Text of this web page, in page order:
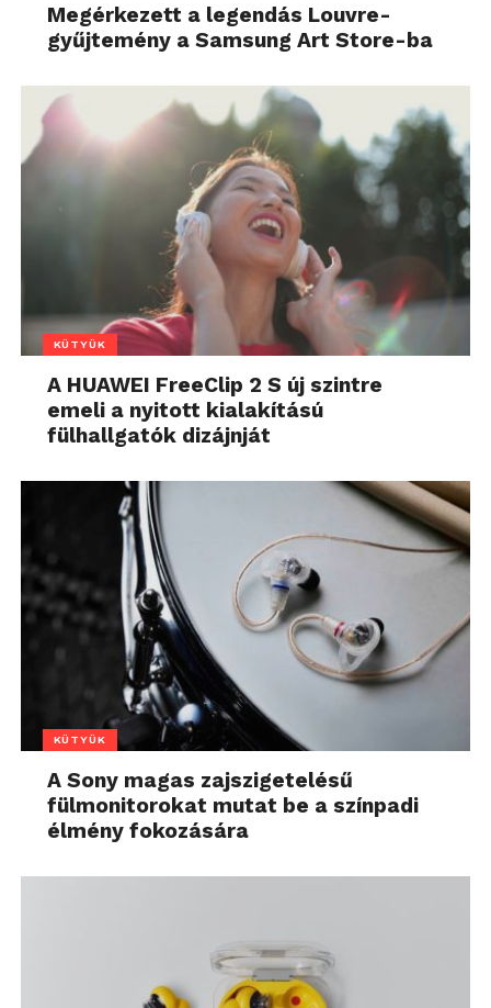
Megérkezett a legendás Louvre-
gyűjtemény a Samsung Art Store-ba
KÜTYÜK
A HUAWEI FreeClip 2 S új szintre
emeli a nyitott kialakítású
fülhallgatók dizájnját
KÜTYÜK
A Sony magas zajszigetelésű
fülmonitorokat mutat be a színpadi
élmény fokozására